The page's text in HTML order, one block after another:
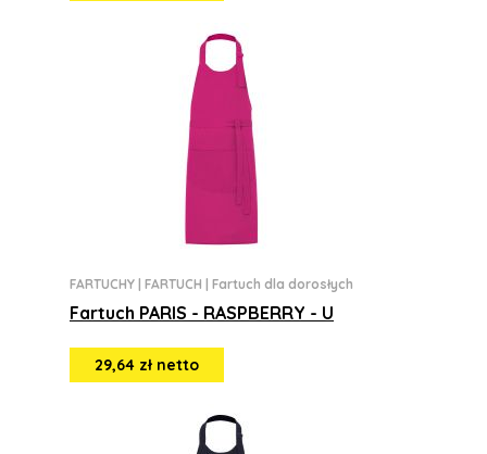
FARTUCHY FARTUCH Fartuch dla dorosłych
Fartuch PARIS - RASPBERRY - U
29,64 zł netto